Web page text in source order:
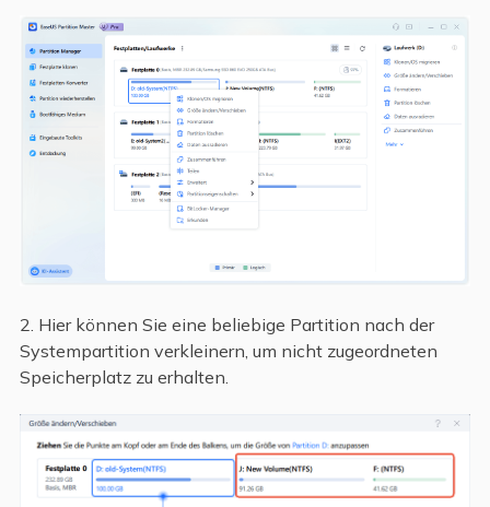
2. Hier können Sie eine beliebige Partition nach der
Systempartition verkleinern, um nicht zugeordneten
Speicherplatz zu erhalten.